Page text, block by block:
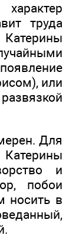
труда
Катерины
или
Для
и
побои
носить в